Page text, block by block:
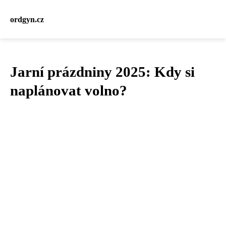
ordgyn.cz
Jarní prázdniny 2025: Kdy si
naplánovat volno?